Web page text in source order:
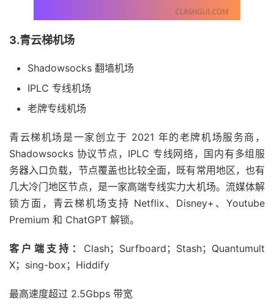
3.青云梯机场
Shadowsocks 翻墙机场
IPLC 专线机场
老牌专线机场
青云梯机场是一家创立于 2021 年的老牌机场服务商，
Shadowsocks 协议节点，IPLC 专线网络，国内有多组服
务器入口负载，节点覆盖也比较全面，既有常用地区，也有
几大冷门地区节点，是一家高端专线实力大机场。流媒体解
锁方面，青云梯机场支持 Netflix、Disney+、Youtube
Premium 和 ChatGPT 解锁。
客户端支持： Clash；Surfboard；Stash；Quantumult
X；sing-box；Hiddify
最高速度超过 2.5Gbps 带宽